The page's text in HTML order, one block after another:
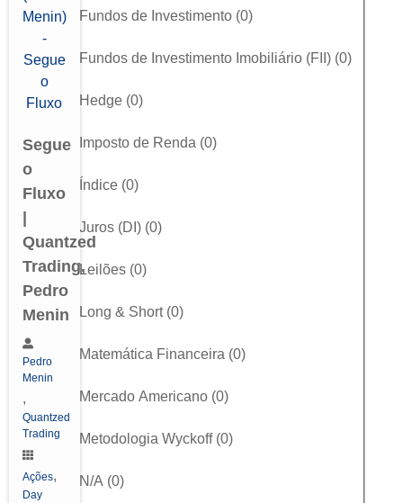
Fundos de Investimento (0)
Fundos de Investimento Imobiliário (FII) (0)
Hedge (0)
Imposto de Renda (0)
Índice (0)
Juros (DI) (0)
Leilões (0)
Long & Short (0)
Matemática Financeira (0)
Mercado Americano (0)
Metodologia Wyckoff (0)
N/A (0)
Segue
o
Fluxo
|
Quantzed
Trading,
Pedro
Menin
Pedro
Menin
,
Quantzed
Trading
Ações,
Day